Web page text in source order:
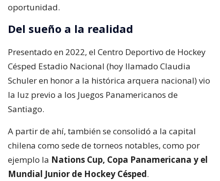
oportunidad.
Del sueño a la realidad
Presentado en 2022, el Centro Deportivo de Hockey
Césped Estadio Nacional (hoy llamado Claudia
Schuler en honor a la histórica arquera nacional) vio
la luz previo a los Juegos Panamericanos de
Santiago.
A partir de ahí, también se consolidó a la capital
chilena como sede de torneos notables, como por
ejemplo la Nations Cup, Copa Panamericana y el
Mundial Junior de Hockey Césped.